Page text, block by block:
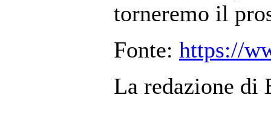
torneremo il
Fonte: https://
La redazione di